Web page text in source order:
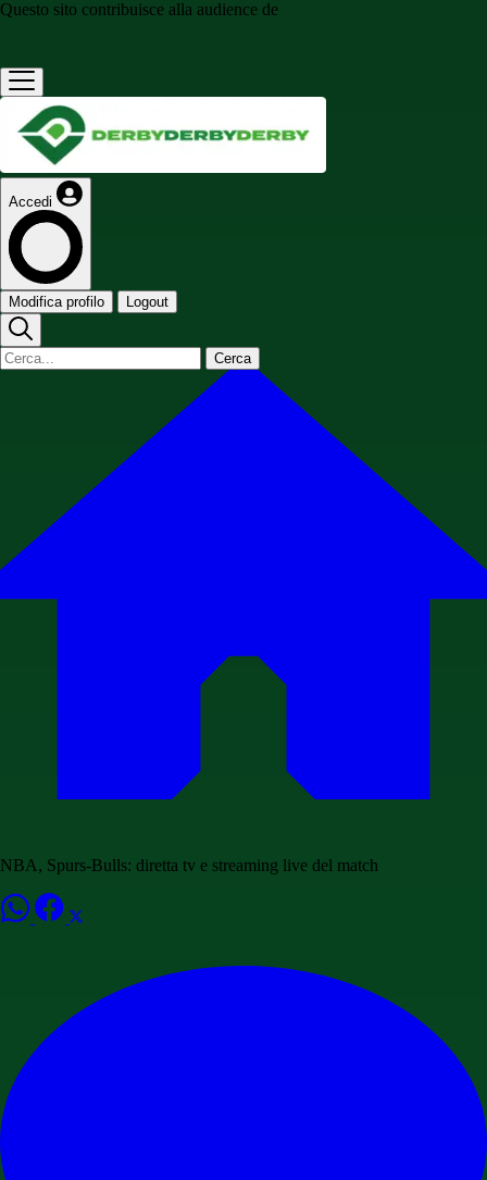
Questo sito contribuisce alla audience de
Accedi
Modifica profilo Logout
Cerca
NBA, Spurs-Bulls: diretta tv e streaming live del match